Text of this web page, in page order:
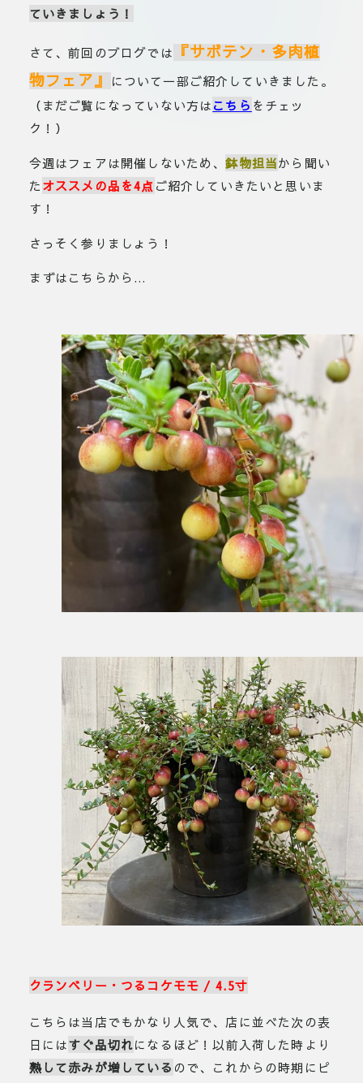
ていきましょう！
さて、前回のブログでは 『サボテン・多肉植
物フェア』
について一部ご紹介していきました。
（まだご覧になっていない方はこちら をチェッ
ク！）
今週はフェアは開催しないため、鉢物担当から聞い
たオススメの品を4点 ご紹介していきたいと思いま
す！
さっそく参りましょう！
まずはこちらから…
クランベリー・つるコケモモ / 4.5寸
こちらは当店でもかなり人気で、店に並べた次の表
日にはすぐ品切れになるほど！以前入荷した時より
熟して赤みが増している ので、これからの時期にピ